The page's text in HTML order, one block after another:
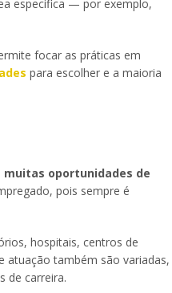
específica — por exemplo,
focar as práticas em
para escolher e a maioria
muitas oportunidades de
pois sempre é
hospitais, centros de
atuação também são variadas,
de carreira.